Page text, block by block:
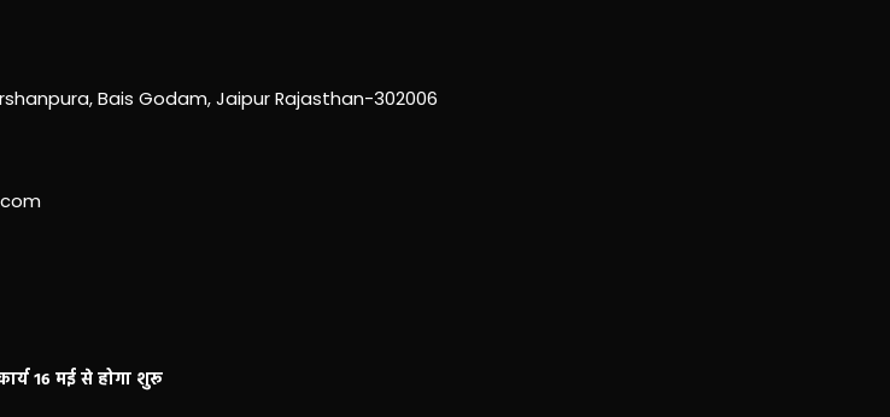
Bais Godam, Jaipur Rajasthan-302006
16 मई से होगा शुरू